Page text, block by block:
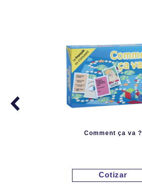
Comment ça va ?
Cotizar